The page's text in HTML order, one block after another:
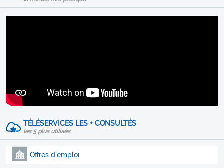
TÉLÉSERVICES LES + CONSULTÉS
les 5 plus utilisés
Offres d'emploi